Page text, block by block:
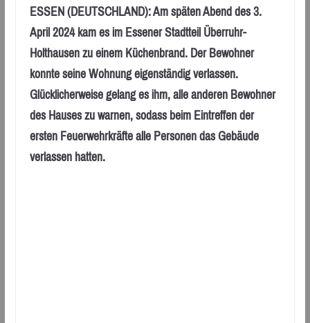
ESSEN (DEUTSCHLAND): Am späten Abend des 3.
April 2024 kam es im Essener Stadtteil Überruhr-
Holthausen zu einem Küchenbrand. Der Bewohner
konnte seine Wohnung eigenständig verlassen.
Glücklicherweise gelang es ihm, alle anderen Bewohner
des Hauses zu warnen, sodass beim Eintreffen der
ersten Feuerwehrkräfte alle Personen das Gebäude
verlassen hatten.